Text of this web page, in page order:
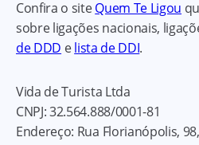
Confira o siteQuem Te Ligou
sobre ligações nacionais,
de DDD elista de DDI.
Vida de Turista Ltda
CNPJ:32.564.888/0001-81
Endereço: Rua Florianópolis,